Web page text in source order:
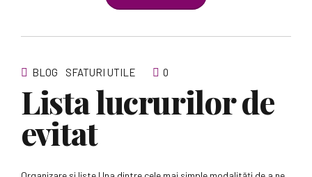
BLOG SFATURI UTILE 0
Lista lucrurilor de
evitat